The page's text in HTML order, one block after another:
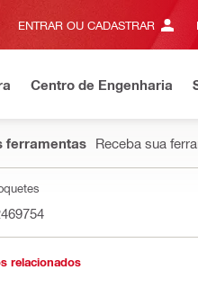
ENTRAR OU CADASTRAR
Centro de Engenharia
ferramentas Receba sua
relacionados